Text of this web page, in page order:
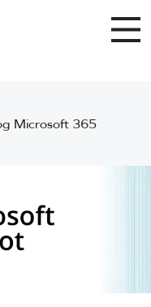
Microsoft 365